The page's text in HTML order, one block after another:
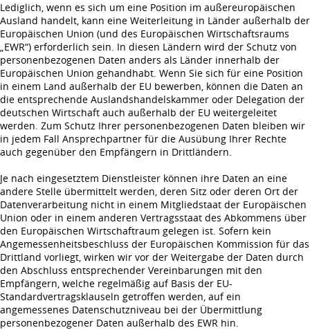
Lediglich, wenn es sich um eine Position im außereuropäischen
Ausland handelt, kann eine Weiterleitung in Länder außerhalb der
Europäischen Union (und des Europäischen Wirtschaftsraums
„EWR“) erforderlich sein. In diesen Ländern wird der Schutz von
personenbezogenen Daten anders als Länder innerhalb der
Europäischen Union gehandhabt. Wenn Sie sich für eine Position
in einem Land außerhalb der EU bewerben, können die Daten an
die entsprechende Auslandshandelskammer oder Delegation der
deutschen Wirtschaft auch außerhalb der EU weitergeleitet
werden. Zum Schutz Ihrer personenbezogenen Daten bleiben wir
in jedem Fall Ansprechpartner für die Ausübung Ihrer Rechte
auch gegenüber den Empfängern in Drittländern.
Je nach eingesetztem Dienstleister können ihre Daten an eine
andere Stelle übermittelt werden, deren Sitz oder deren Ort der
Datenverarbeitung nicht in einem Mitgliedstaat der Europäischen
Union oder in einem anderen Vertragsstaat des Abkommens über
den Europäischen Wirtschaftraum gelegen ist. Sofern kein
Angemessenheitsbeschluss der Europäischen Kommission für das
Drittland vorliegt, wirken wir vor der Weitergabe der Daten durch
den Abschluss entsprechender Vereinbarungen mit den
Empfängern, welche regelmäßig auf Basis der EU-
Standardvertragsklauseln getroffen werden, auf ein
angemessenes Datenschutzniveau bei der Übermittlung
personenbezogener Daten außerhalb des EWR hin.